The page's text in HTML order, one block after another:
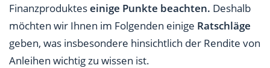
Finanzprodukteseinige Punkte beachten. Deshalb
möchten wir Ihnen im Folgenden einige Ratschläge
geben, was insbesondere hinsichtlich der Rendite von
Anleihen wichtig zu wissen ist.